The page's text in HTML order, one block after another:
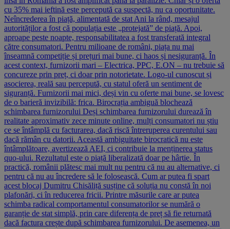
cu 35% mai ieftină este percepută ca suspectă, nu ca oportunitate.
Neîncrederea în piață, alimentată de stat Ani la rând, mesajul
autorităților a fost că populația este „protejată” de piață. Apoi,
aproape peste noapte, responsabilitatea a fost transferată integral
către consumatori. Pentru milioane de români, piața nu mai
înseamnă competiție și prețuri mai bune, ci haos și nesiguranță. În
acest context, furnizorii mari – Electrica, PPC, E.ON – nu trebuie să
concureze prin preț, ci doar prin notorietate. Logo-ul cunoscut și
asocierea, reală sau percepută, cu statul oferă un sentiment de
siguranță. Furnizorii mai mici, deși vin cu oferte mai bune, se lovesc
de o barieră invizibilă: frica. Birocrația ambiguă blochează
schimbarea furnizorului Deși schimbarea furnizorului durează în
realitate aproximativ zece minute online, mulți consumatori nu știu
ce se întâmplă cu facturarea, dacă riscă întreruperea curentului sau
dacă rămân cu datorii. Această ambiguitate birocratică nu este
întâmplătoare, avertizează AEI, ci contribuie la menținerea status
quo-ului. Rezultatul este o piață liberalizată doar pe hârtie. În
practică, românii plătesc mai mult nu pentru că nu au alternative, ci
pentru că nu au încredere să le folosească. Cum ar putea fi spart
acest blocaj Dumitru Chisăliță susține că soluția nu constă în noi
plafonări, ci în reducerea fricii. Printre măsurile care ar putea
schimba radical comportamentul consumatorilor se numără o
garanție de stat simplă, prin care diferența de preț să fie returnată
dacă factura crește după schimbarea furnizorului. De asemenea, un